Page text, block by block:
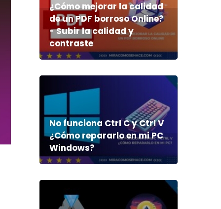
¿Cómo mejorar la calidad
de un PDF borroso Online?
- Subir la calidad y
contraste
No funciona Ctrl C y Ctrl V
¿Cómo repararlo en mi PC
Windows?